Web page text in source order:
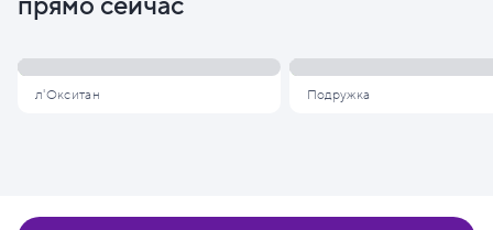
л'Окситан Подружка